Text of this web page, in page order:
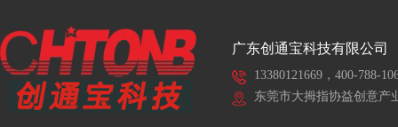
广东创通宝科技有限公司
13380121669，400-788-
东莞市大拇指协益创意产